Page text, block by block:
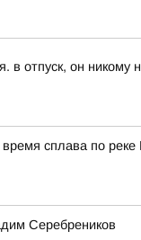
в отпуск, он
сплава по
Серебреников